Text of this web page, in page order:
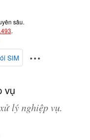
sâu.
.
SIM
vụ
lý nghiệp vụ.